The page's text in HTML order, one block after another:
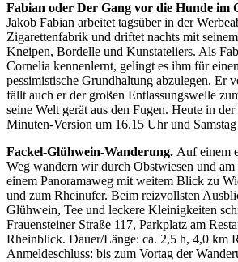
Fabian oder Der Gang vor die Hunde im
Jakob Fabian arbeitet tagsüber in der
Zigarettenfabrik und driftet nachts mit
Kneipen, Bordelle und Kunstateliers. Als
Cornelia kennenlernt, gelingt es ihm für
pessimistische Grundhaltung abzulegen. Er
fällt auch er der großen Entlassungswelle
seine Welt gerät aus den Fugen. Heute in
Minuten-Version um 16.15 Uhr und
Fackel-Glühwein-Wanderung. Auf einem
Weg wandern wir durch Obstwiesen und am
einem Panoramaweg mit weitem Blick zu
und zum Rheinufer. Beim reizvollsten
Glühwein, Tee und leckere Kleinigkeiten
Frauensteiner Straße 117, Parkplatz am
Rheinblick. Dauer/Länge: ca. 2,5 h, 4,0 km
Anmeldeschluss: bis zum Vortag der